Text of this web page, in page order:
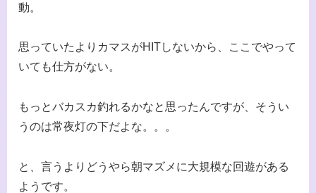
動。
思っていたよりカマスがHITしないから、ここでやって
いても仕方がない。
もっとバカスカ釣れるかなと思ったんですが、そうい
うのは常夜灯の下だよな。。。
と、言うよりどうやら朝マズメに大規模な回遊がある
ようです。